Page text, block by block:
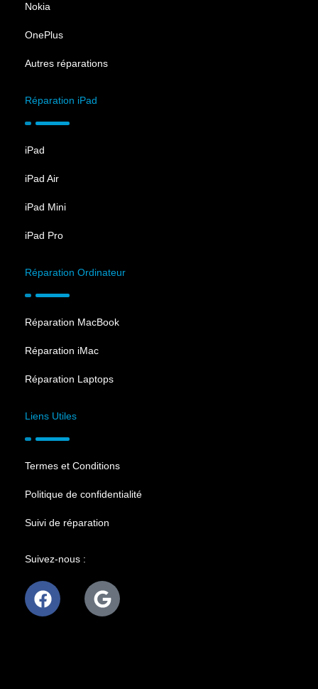
Nokia
OnePlus
Autres réparations
Réparation iPad
iPad
iPad Air
iPad Mini
iPad Pro
Réparation Ordinateur
Réparation MacBook
Réparation iMac
Réparation Laptops
Liens Utiles
Termes et Conditions
Politique de confidentialité
Suivi de réparation
Suivez-nous :